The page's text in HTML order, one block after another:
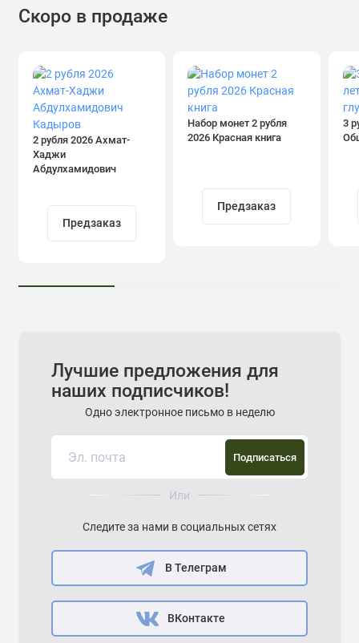
Скоро в продаже
2 рубля 2026 Ахмат-
Хаджи
Абдулхамидович
Предзаказ
Набор монет 2 рубля
2026 Красная книга
Предзаказ
3
Лучшие предложения для
наших подписчиков!
Одно электронное письмо в неделю
Подписаться
Или
Следите за нами в социальных сетях
В Телеграм
ВКонтакте